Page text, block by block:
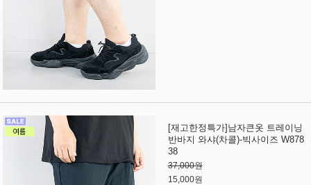
[재고한정특가]남자큰옷 트레이닝
반바지 와샤(차콜)-빅사이즈 W878
38
37,000원
15,000원